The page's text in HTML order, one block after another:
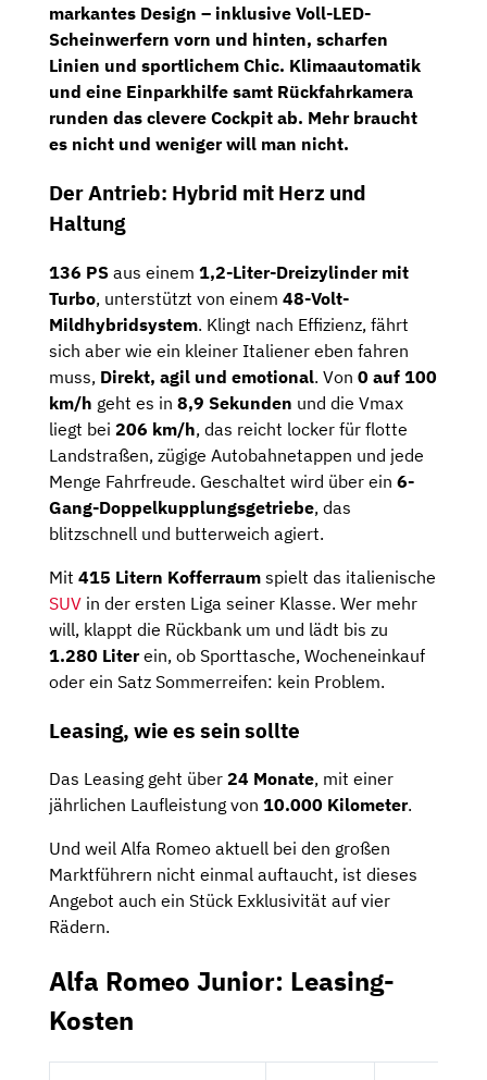
markantes Design – inklusive Voll-LED-
Scheinwerfern vorn und hinten, scharfen
Linien und sportlichem Chic. Klimaautomatik
und eine Einparkhilfe samt Rückfahrkamera
runden das clevere Cockpit ab. Mehr braucht
es nicht und weniger will man nicht.
Der Antrieb: Hybrid mit Herz und
Haltung
136 PS aus einem 1,2-Liter-Dreizylinder mit
Turbo, unterstützt von einem 48-Volt-
Mildhybridsystem. Klingt nach Effizienz, fährt
sich aber wie ein kleiner Italiener eben fahren
muss, Direkt, agil und emotional. Von 0 auf 100
km/h geht es in 8,9 Sekunden und die Vmax
liegt bei 206 km/h, das reicht locker für flotte
Landstraßen, zügige Autobahnetappen und jede
Menge Fahrfreude. Geschaltet wird über ein 6-
Gang-Doppelkupplungsgetriebe, das
blitzschnell und butterweich agiert.
Mit 415 Litern Kofferraum spielt das italienische
SUV in der ersten Liga seiner Klasse. Wer mehr
will, klappt die Rückbank um und lädt bis zu
1.280 Literein, ob Sporttasche, Wocheneinkauf
oder ein Satz Sommerreifen: kein Problem.
Leasing, wie es sein sollte
Das Leasing geht über 24 Monate, mit einer
jährlichen Laufleistung von 10.000 Kilometer.
Und weil Alfa Romeo aktuell bei den großen
Marktführern nicht einmal auftaucht, ist dieses
Angebot auch ein Stück Exklusivität auf vier
Rädern.
Alfa Romeo Junior: Leasing-
Kosten